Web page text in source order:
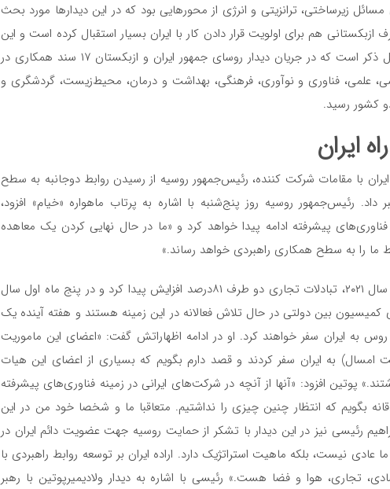
زیرساختی، ترانزیتی و انرژی از محورهایی بود که در این دیدارها مورد بحث
هم برای اولویت قرار دادن کار با ایران بسیار استقبال کرده است و این
را برای هر دو کشور مثمرثمر خواند.قابل ذکر است که در جریان دیدار روسای جمهور ایران و ازبکستان ۱۷ سند همکاری در
علمی، فناوری و نوآوری، فرهنگی، بهداشت و درمان، محیط‌زیست، گردشگری و
کشور رسید.
ایران
با مقامات شرکت کننده، رئیس‌جمهور روسیه از رسیدن روابط دوجانبه به سطح
رئیس‌جمهور روسیه روز پنج‌شنبه با اشاره به پرتاب ماهواره «خیام» افزود،
پیشرفته ادامه پیدا خواهد کرد و «ما در حال نهایی کردن یک معاهده
ما را به سطح همکاری راهبردی خواهد رساند.»
رئیس‌جمهور روسیه خاطرنشان کرد: «در سال ۲۰۲۱، تبادلات تجاری دو طرف ۸۱‌درصد افزایش پیدا کرد و در پنج ماه اول سال
بود. اعضای کمیسیون بین دولتی در حال تلاش فعالانه در این زمینه هستند و هفته آینده یک
تجاری روسی از ۸۰ شرکت روس به ایران سفر خواهند کرد. او در ادامه اظهاراتش گفت: «اعضای این ماموریت
بار ماه مه ۲۰۲۲ (اردیبهشت امسال) به ایران سفر کردند و قصد دارم بگویم که بسیاری از اعضای این هیات
پوتین افزود: «آنها از آنچه در شرکت‌های ایرانی در زمینه فناوری‌‌‌های پیشرفته
بگویم که انتظار چنین چیزی را نداشتیم. متعاقبا ما و شخصا خود من در این
رئیسی نیز در این دیدار با تشکر از حمایت روسیه جهت عضویت دائم ایران در
نیست، بلکه ماهیت استراتژیک دارد. اراده ایران بر توسعه روابط راهبردی با
تجاری، هوا و فضا هست.» رئیسی با اشاره به دیدار ولادیمیرپوتین با رهبر